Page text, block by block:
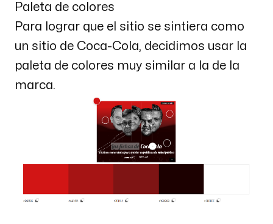
Paleta de colores
Para lograr que el sitio se sintiera como
un sitio de Coca-Cola, decidimos usar la
paleta de colores muy similar a la de la
marca.